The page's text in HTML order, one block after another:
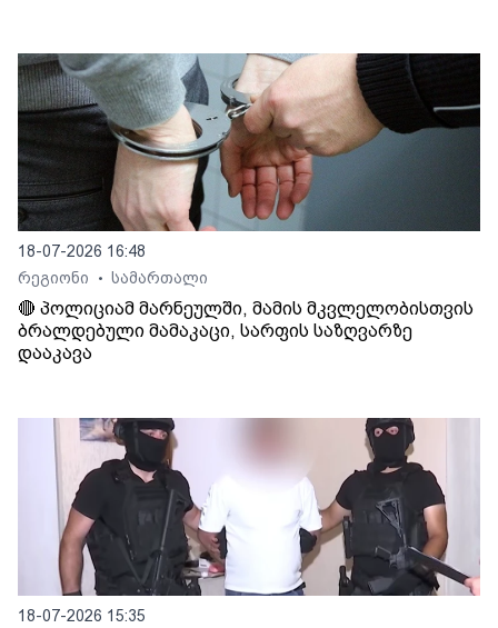
18-07-2026 16:48
რეგიონი
• სამართალი
🔴 პოლიციამ მარნეულში, მამის მკვლელობისთვის
ბრალდებული მამაკაცი, სარფის საზღვარზე
დააკავა
18-07-2026 15:35